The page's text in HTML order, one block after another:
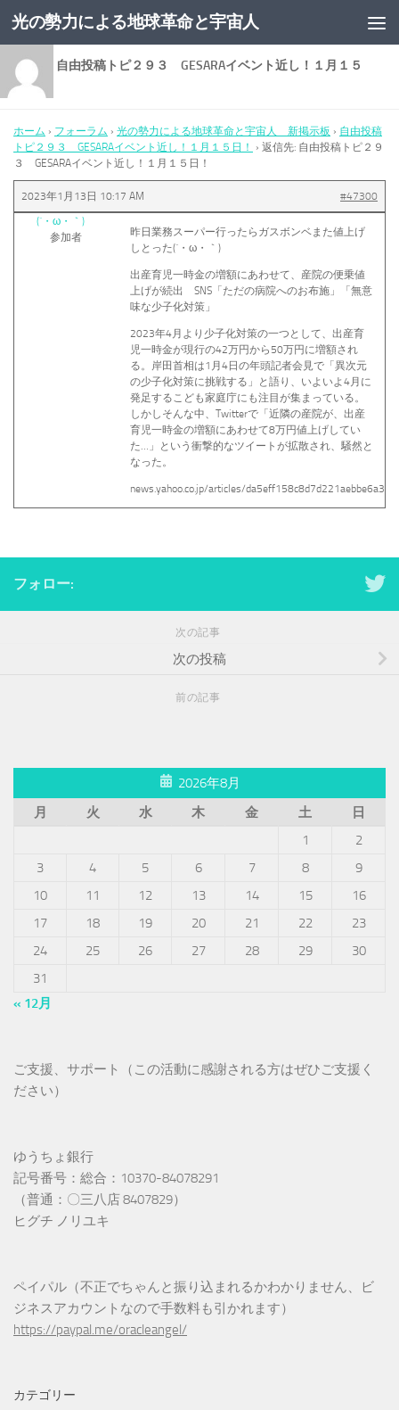
コンテンツへスキップ
光の勢力による地球革命と宇宙人
返信先: 自由投稿トピ２９３ GESARAイベント近し！１月１５
日！
ホーム › フォーラム › 光の勢力による地球革命と宇宙人 新掲示板 › 自由投稿
トピ２９３ GESARAイベント近し！１月１５日！
› 返信先: 自由投稿トピ２９
３ GESARAイベント近し！１月１５日！
2023年1月13日 10:17 AM
#47300
(´・ω・｀)
参加者
昨日業務スーパー行ったらガスボンベまた値上げ
しとった(´・ω・｀)
出産育児一時金の増額にあわせて、産院の便乗値
上げが続出 SNS「ただの病院へのお布施」「無意
味な少子化対策」
2023年4月より少子化対策の一つとして、出産育
児一時金が現行の42万円から50万円に増額され
る。岸田首相は1月4日の年頭記者会見で「異次元
の少子化対策に挑戦する」と語り、いよいよ4月に
発足するこども家庭庁にも注目が集まっている。
しかしそんな中、Twitterで「近隣の産院が、出産
育児一時金の増額にあわせて8万円値上げしてい
た…」という衝撃的なツイートが拡散され、騒然と
なった。
news.yahoo.co.jp/articles/
フォロー:
次の記事
次の投稿
前の記事
2026年8月
月
火 水 木 金 土
日
1
2
3
4 5 6 7 8
9
10
11 12 13 14 15
16
17
18 19 20 21 22
23
24
25 26 27 28 29
30
31
« 12月
ご支援、サポート（この活動に感謝される方はぜひご支援く
ださい）
ゆうちょ銀行
記号番号：総合：10370-84078291
（普通：〇三八店 8407829）
ヒグチ ノリユキ
ペイパル（不正でちゃんと振り込まれるかわかりません、ビ
ジネスアカウントなので手数料も引かれます）
https://paypal.me/oracleangel/
カテゴリー